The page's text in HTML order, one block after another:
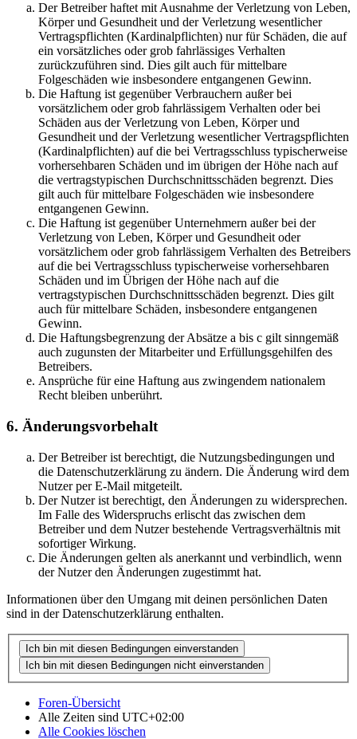
Der Betreiber haftet mit Ausnahme der Verletzung von Leben,
Körper und Gesundheit und der Verletzung wesentlicher
Vertragspflichten (Kardinalpflichten) nur für Schäden, die auf
ein vorsätzliches oder grob fahrlässiges Verhalten
zurückzuführen sind. Dies gilt auch für mittelbare
Folgeschäden wie insbesondere entgangenen Gewinn.
Die Haftung ist gegenüber Verbrauchern außer bei
vorsätzlichem oder grob fahrlässigem Verhalten oder bei
Schäden aus der Verletzung von Leben, Körper und
Gesundheit und der Verletzung wesentlicher Vertragspflichten
(Kardinalpflichten) auf die bei Vertragsschluss typischerweise
vorhersehbaren Schäden und im übrigen der Höhe nach auf
die vertragstypischen Durchschnittsschäden begrenzt. Dies
gilt auch für mittelbare Folgeschäden wie insbesondere
entgangenen Gewinn.
Die Haftung ist gegenüber Unternehmern außer bei der
Verletzung von Leben, Körper und Gesundheit oder
vorsätzlichem oder grob fahrlässigem Verhalten des Betreibers
auf die bei Vertragsschluss typischerweise vorhersehbaren
Schäden und im Übrigen der Höhe nach auf die
vertragstypischen Durchschnittsschäden begrenzt. Dies gilt
auch für mittelbare Schäden, insbesondere entgangenen
Gewinn.
Die Haftungsbegrenzung der Absätze a bis c gilt sinngemäß
auch zugunsten der Mitarbeiter und Erfüllungsgehilfen des
Betreibers.
Ansprüche für eine Haftung aus zwingendem nationalem
Recht bleiben unberührt.
6. Änderungsvorbehalt
Der Betreiber ist berechtigt, die Nutzungsbedingungen und
die Datenschutzerklärung zu ändern. Die Änderung wird dem
Nutzer per E-Mail mitgeteilt.
Der Nutzer ist berechtigt, den Änderungen zu widersprechen.
Im Falle des Widerspruchs erlischt das zwischen dem
Betreiber und dem Nutzer bestehende Vertragsverhältnis mit
sofortiger Wirkung.
Die Änderungen gelten als anerkannt und verbindlich, wenn
der Nutzer den Änderungen zugestimmt hat.
Informationen über den Umgang mit deinen persönlichen Daten
sind in der Datenschutzerklärung enthalten.
Foren-Übersicht
Alle Zeiten sind UTC+02:00
Alle Cookies löschen